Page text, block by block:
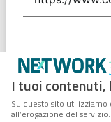
I tuoi contenuti,
Su questo sito
all’erogazione del